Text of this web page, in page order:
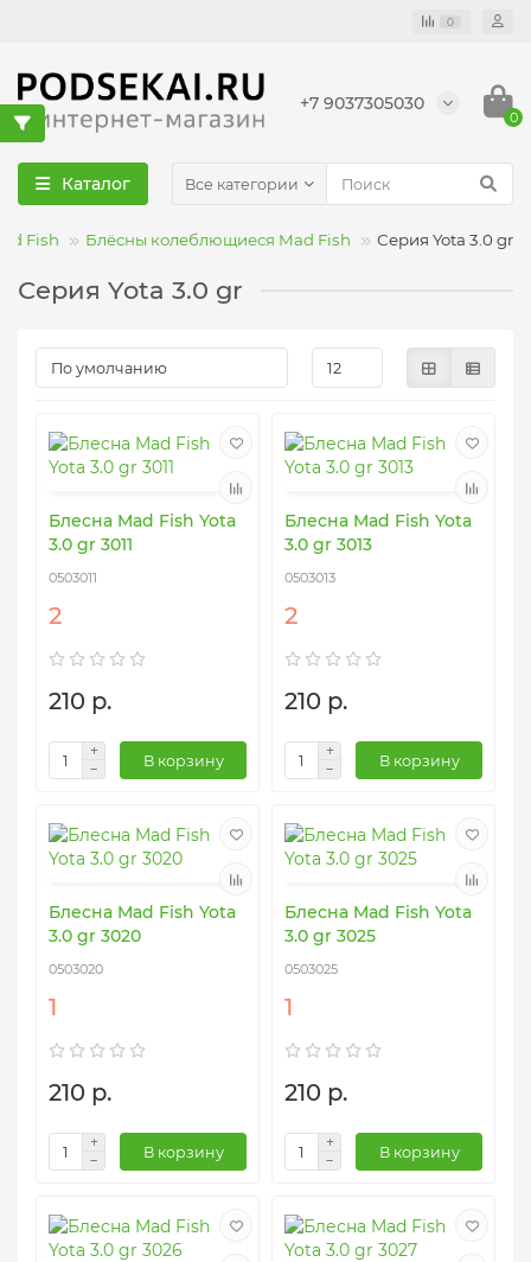
0
+7 9037305030
0
Каталог Все категории
Fish Блёсны колеблющиеся Mad Fish Серия Yota 3.0 gr
Серия Yota 3.0 gr
Блесна Mad Fish Yota
3.0 gr 3011
0503011
2
210 р.
В корзину
Блесна Mad Fish Yota
3.0 gr 3013
0503013
2
210 р.
В корзину
Блесна Mad Fish Yota
3.0 gr 3020
0503020
1
210 р.
В корзину
Блесна Mad Fish Yota
3.0 gr 3025
0503025
1
210 р.
В корзину